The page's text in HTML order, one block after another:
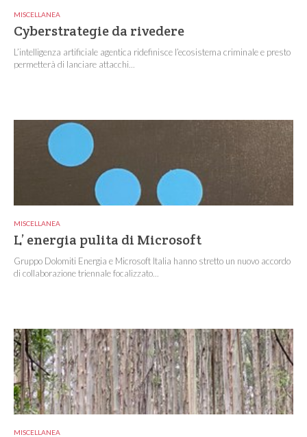
MISCELLANEA
Cyberstrategie da rivedere
L’intelligenza artificiale agentica ridefinisce l’ecosistema criminale e presto
permetterà di lanciare attacchi...
MISCELLANEA
L’ energia pulita di Microsoft
Gruppo Dolomiti Energia e Microsoft Italia hanno stretto un nuovo accordo
di collaborazione triennale focalizzato...
MISCELLANEA